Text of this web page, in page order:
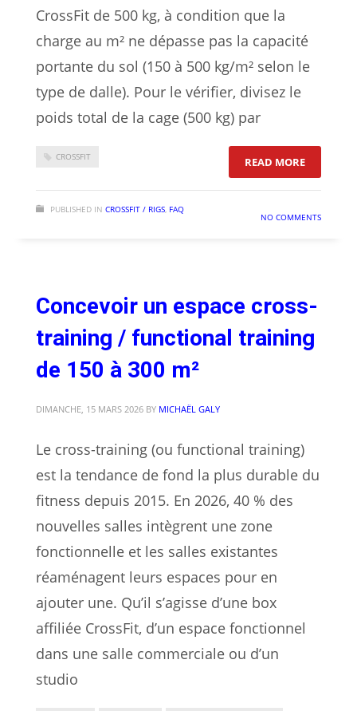
CrossFit de 500 kg, à condition que la
charge au m² ne dépasse pas la capacité
portante du sol (150 à 500 kg/m² selon le
type de dalle). Pour le vérifier, divisez le
poids total de la cage (500 kg) par
CROSSFIT READ MORE:
PUBLISHED IN CROSSFIT / RIGS FAQ
NO COMMENTS
Concevoir un espace cross-
training / functional training
de 150 à 300 m²
DIMANCHE, 15 MARS 2026 BY MICHAËL GALY
Le cross-training (ou functional training)
est la tendance de fond la plus durable du
fitness depuis 2015. En 2026, 40 % des
nouvelles salles intègrent une zone
fonctionnelle et les salles existantes
réaménagent leurs espaces pour en
ajouter une. Qu’il s’agisse d’une box
affiliée CrossFit, d’un espace fonctionnel
dans une salle commerciale ou d’un
studio